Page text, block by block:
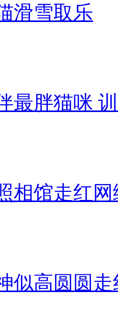
滑雪取乐
最胖猫咪
相馆走红网
似高圆圆走